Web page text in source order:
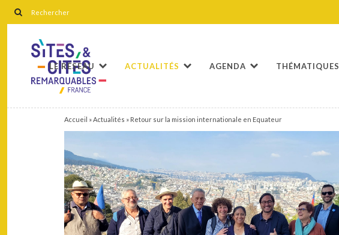
LE RÉSEAU ACTUALITÉS AGENDA THÉMATIQUES
Accueil »Actualités » Retour sur la mission internationale en Equateur